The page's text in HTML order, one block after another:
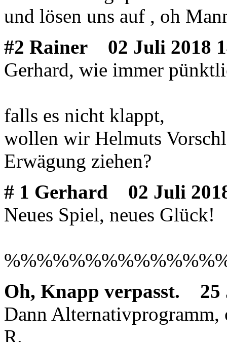
und lösen uns auf , oh
#2 Rainer
02 Juli 2018
Gerhard, wie immer
falls es nicht klappt,
wollen wir Helmuts
Erwägung ziehen?
# 1 Gerhard
02 Juli
Neues Spiel, neues Glück!
Oh, Knapp verpasst.
25
Dann Alternativprogramm,
R.